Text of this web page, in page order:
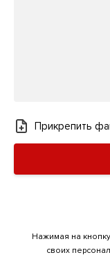
Прикрепить
Нажимая на
своих